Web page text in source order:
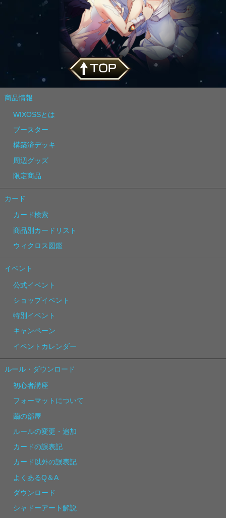
商品情報
WIXOSSとは
ブースター
構築済デッキ
周辺グッズ
限定商品
カード
カード検索
商品別カードリスト
ウィクロス図鑑
イベント
公式イベント
ショップイベント
特別イベント
キャンペーン
イベントカレンダー
ルール・ダウンロード
初心者講座
フォーマットについて
繭の部屋
ルールの変更・追加
カードの誤表記
カード以外の誤表記
よくあるQ＆A
ダウンロード
シャドーアート解説